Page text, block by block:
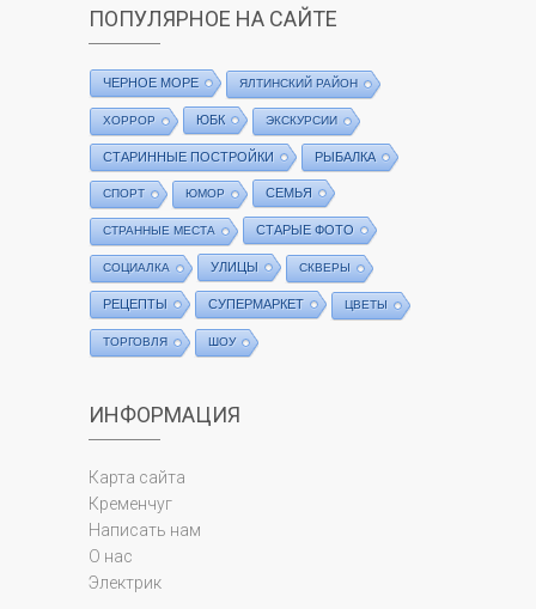
ПОПУЛЯРНОЕ НА САЙТЕ
ЧЕРНОЕ МОРЕ ЯЛТИНСКИЙ РАЙОН
ХОРРОР ЮБК ЭКСКУРСИИ
СТАРИННЫЕ ПОСТРОЙКИ РЫБАЛКА
СПОРТ ЮМОР СЕМЬЯ
СТРАННЫЕ МЕСТА СТАРЫЕ ФОТО
СОЦИАЛКА УЛИЦЫ СКВЕРЫ
РЕЦЕПТЫ СУПЕРМАРКЕТ ЦВЕТЫ
ТОРГОВЛЯ ШОУ
ИНФОРМАЦИЯ
Карта сайта
Кременчуг
Написать нам
О нас
Электрик